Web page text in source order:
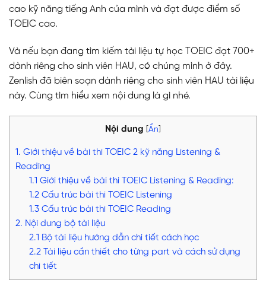
cao kỹ năng tiếng Anh của mình và đạt được điểm số
TOEIC cao.
Và nếu bạn đang tìm kiếm tài liệu tự học TOEIC đạt 700+
dành riêng cho sinh viên HAU, có chúng mình ở đây.
Zenlish đã biên soạn dành riêng cho sinh viên HAU tài liệu
này. Cùng tìm hiểu xem nội dung là gì nhé.
Nội dung Ẩn
1. Giới thiệu về bài thi TOEIC 2 kỹ năng Listening &
Reading
1.1 Giới thiệu về bài thi TOEIC Listening & Reading:
1.2 Cấu trúc bài thi TOEIC Listening
1.3 Cấu trúc bài thi TOEIC Reading
2. Nội dung bộ tài liệu
2.1 Bộ tài liệu hướng dẫn chi tiết cách học
2.2 Tài liệu cần thiết cho từng part và cách sử dụng
chi tiết